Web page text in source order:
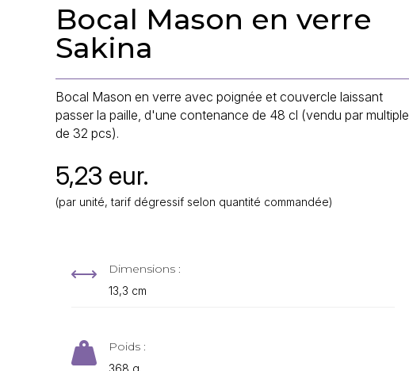
Bocal Mason en verre
Sakina
Bocal Mason en verre avec poignée et couvercle laissant
passer la paille, d'une contenance de 48 cl (vendu par multiple
de 32 pcs).
5,23 eur.
(par unité, tarif dégressif selon quantité commandée)
, Dimensions :
13,3 cm
 Poids :
368 g.